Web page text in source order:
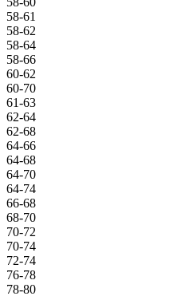
58-61
58-62
58-64
58-66
60-62
60-70
61-63
62-64
62-68
64-66
64-68
64-70
64-74
66-68
68-70
70-72
70-74
72-74
76-78
78-80